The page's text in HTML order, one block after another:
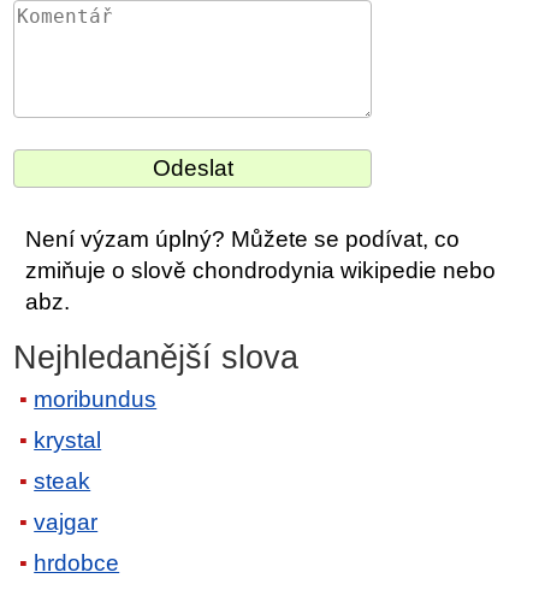
Není výzam úplný? Můžete se podívat, co
zmiňuje o slově chondrodynia wikipedie nebo
abz.
Nejhledanější slova
moribundus
krystal
steak
vajgar
hrdobce